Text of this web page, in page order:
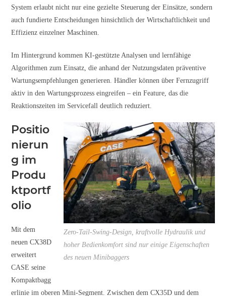
System erlaubt nicht nur eine gezielte Steuerung der Einsätze, sondern
auch fundierte Entscheidungen hinsichtlich der Wirtschaftlichkeit und
Effizienz einzelner Maschinen.
Im Hintergrund kommen KI-gestützte Analysen und lernfähige
Algorithmen zum Einsatz, die anhand der Nutzungsdaten präventive
Wartungsempfehlungen generieren. Händler können über Fernzugriff
aktiv in den Wartungsprozess eingreifen – ein Feature, das die
Reaktionszeiten im Servicefall deutlich reduziert.
Zero-Tail-Swing-Design, kraftvolle Hydraulik und
hoher Bedienkomfort sind nur einige Eigenschaften
des neuen Minibaggers
Positio
nierun
g im
Produ
ktportf
olio
Mit dem
neuen CX38D
erweitert
CASE seine
Kompaktbagg
erlinie im oberen Mini-Segment. Zwischen dem CX35D und dem